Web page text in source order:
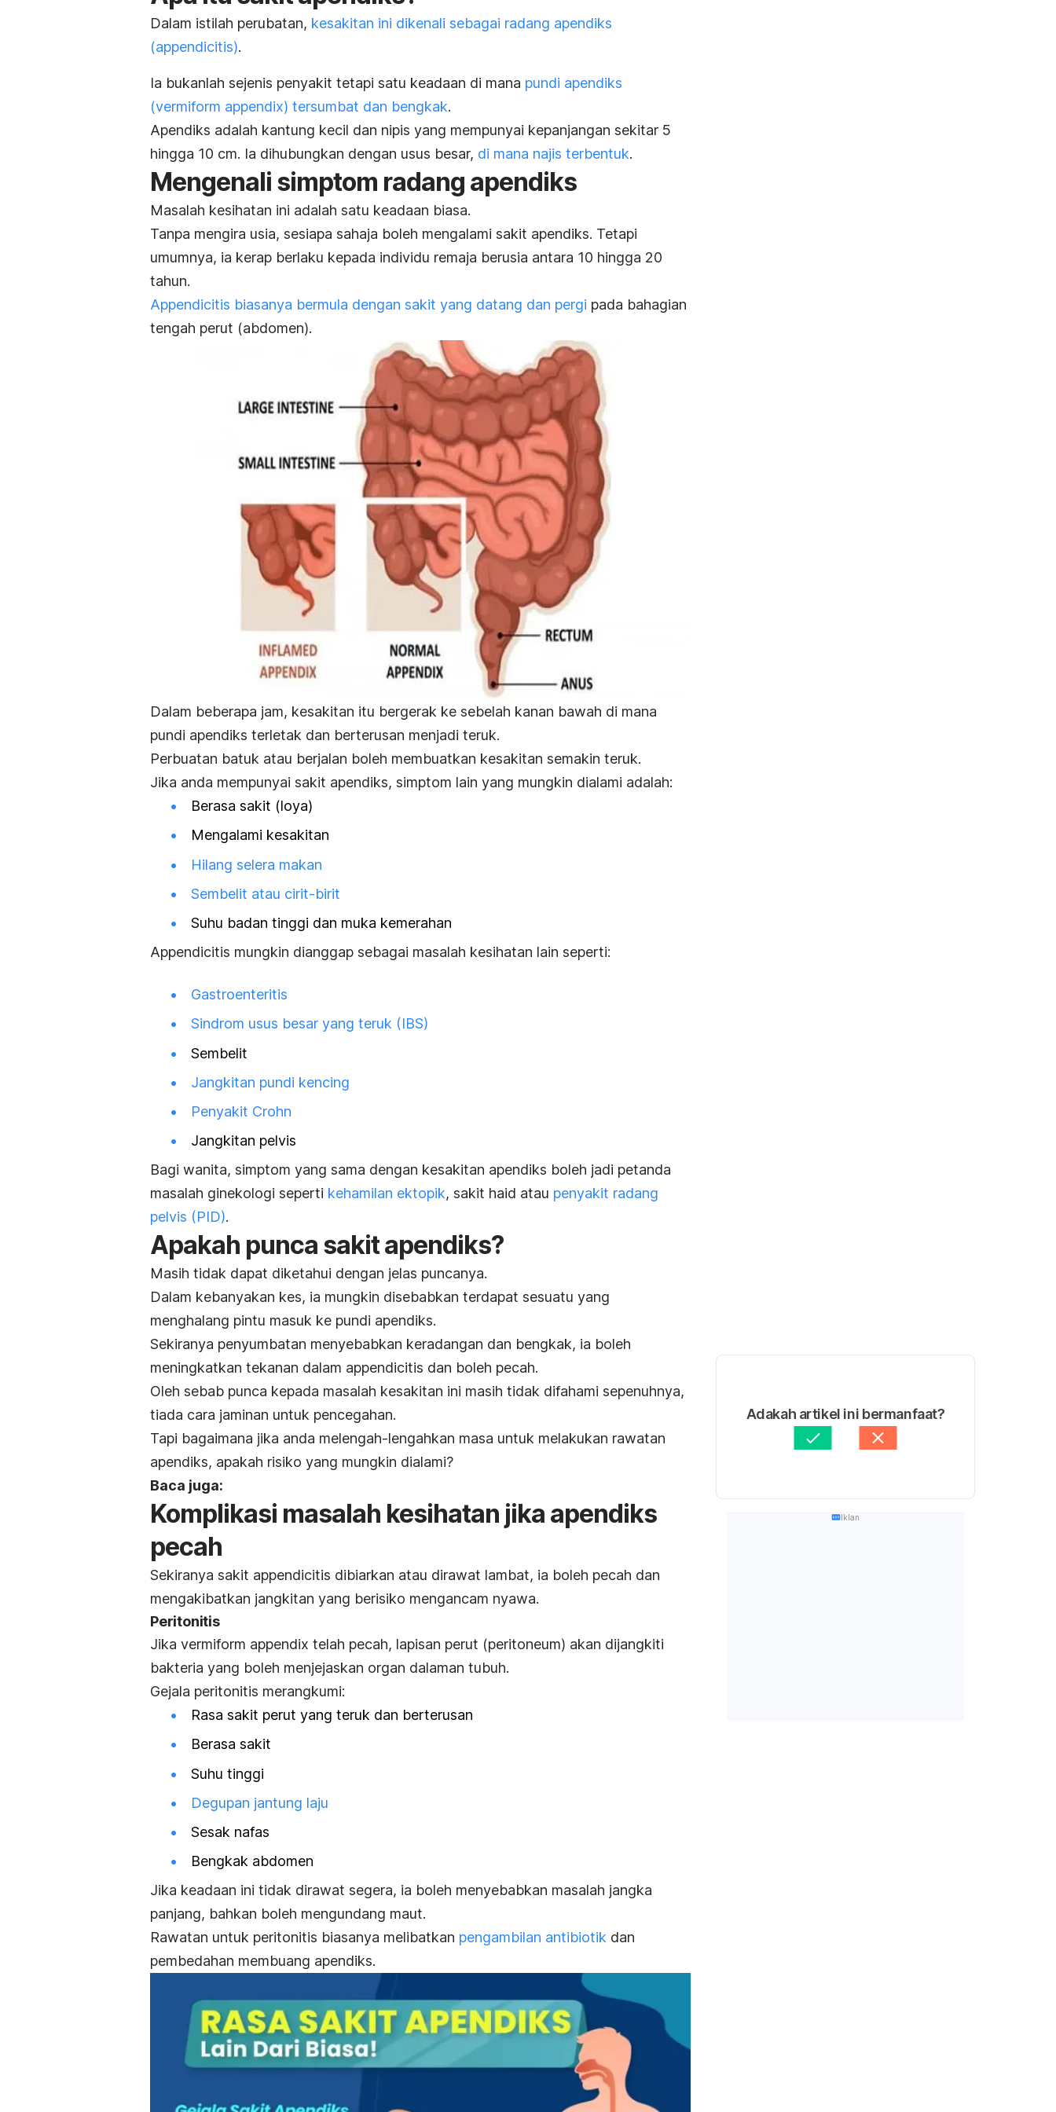
Dalam istilah perubatan, kesakitan ini dikenali sebagai radang apendiks
(appendicitis).
Ia bukanlah sejenis penyakit tetapi satu keadaan di mana pundi apendiks
(vermiform appendix) tersumbat dan bengkak.
Apendiks adalah kantung kecil dan nipis yang mempunyai kepanjangan sekitar 5
hingga 10 cm. Ia dihubungkan dengan usus besar, di mana najis terbentuk.
Mengenali simptom radang apendiks
Masalah kesihatan ini adalah satu keadaan biasa.
Tanpa mengira usia, sesiapa sahaja boleh mengalami sakit apendiks. Tetapi
umumnya, ia kerap berlaku kepada individu remaja berusia antara 10 hingga 20
tahun.
Appendicitis biasanya bermula dengan sakit yang datang dan pergi pada bahagian
tengah perut (abdomen).
Dalam beberapa jam, kesakitan itu bergerak ke sebelah kanan bawah di mana
pundi apendiks terletak dan berterusan menjadi teruk.
Perbuatan batuk atau berjalan boleh membuatkan kesakitan semakin teruk.
Jika anda mempunyai sakit apendiks, simptom lain yang mungkin dialami adalah:
Berasa sakit (loya)
Mengalami kesakitan
Hilang selera makan
Sembelit atau cirit-birit
Suhu badan tinggi dan muka kemerahan
Appendicitis mungkin dianggap sebagai masalah kesihatan lain seperti:
Gastroenteritis
Sindrom usus besar yang teruk (IBS)
Sembelit
Jangkitan pundi kencing
Penyakit Crohn
Jangkitan pelvis
Bagi wanita, simptom yang sama dengan kesakitan apendiks boleh jadi petanda
masalah ginekologi seperti kehamilan ektopik, sakit haid atau penyakit radang
pelvis (PID).
Apakah punca sakit apendiks?
Masih tidak dapat diketahui dengan jelas puncanya.
Dalam kebanyakan kes, ia mungkin disebabkan terdapat sesuatu yang
menghalang pintu masuk ke pundi apendiks.
Sekiranya penyumbatan menyebabkan keradangan dan bengkak, ia boleh
meningkatkan tekanan dalam appendicitis dan boleh pecah.
Oleh sebab punca kepada masalah kesakitan ini masih tidak difahami sepenuhnya,
tiada cara jaminan untuk pencegahan.
Tapi bagaimana jika anda melengah-lengahkan masa untuk melakukan rawatan
apendiks, apakah risiko yang mungkin dialami?
Baca juga:
Komplikasi masalah kesihatan jika apendiks
pecah
Sekiranya sakit appendicitis dibiarkan atau dirawat lambat, ia boleh pecah dan
mengakibatkan jangkitan yang berisiko mengancam nyawa.
Peritonitis
Jika vermiform appendix telah pecah, lapisan perut (peritoneum) akan dijangkiti
bakteria yang boleh menjejaskan organ dalaman tubuh.
Gejala peritonitis merangkumi:
Rasa sakit perut yang teruk dan berterusan
Berasa sakit
Suhu tinggi
Degupan jantung laju
Sesak nafas
Bengkak abdomen
Jika keadaan ini tidak dirawat segera, ia boleh menyebabkan masalah jangka
panjang, bahkan boleh mengundang maut.
Rawatan untuk peritonitis biasanya melibatkan pengambilan antibiotik dan
pembedahan membuang apendiks.
Adakah artikel ini bermanfaat?
Iklan